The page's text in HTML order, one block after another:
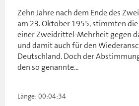
Zehn Jahre nach dem Ende des
am 23. Oktober 1955, stimmten
einer Zweidrittel-Mehrheit gegen
und damit auch für den
Deutschland. Doch der
den so genannte...
Länge: 00:04:34